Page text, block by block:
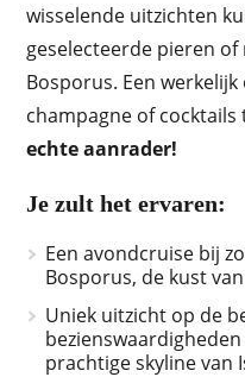
wisselende uitzichten
geselecteerde pieren
Bosporus. Een
champagne of
echte aanrader!
Je zult het ervaren:
Een avondcruise bij
Bosporus, de kust
Uniek uitzicht op de
prachtige skyline van